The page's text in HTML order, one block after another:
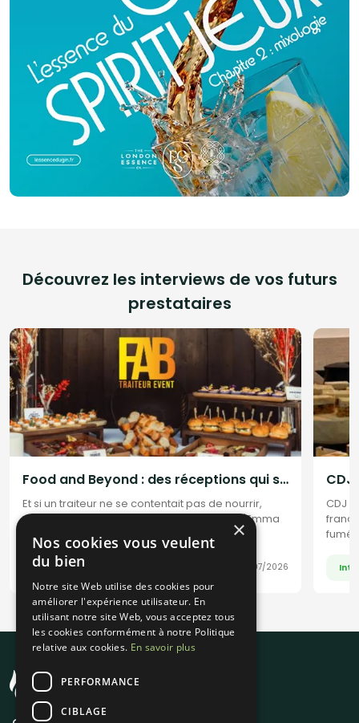
Découvrez les interviews de vos futurs
prestataires
Food and Beyond : des réceptions qui se vivent autant qu'elles se dégustent
Et si un traiteur ne se contentait pas de nourrir,
mais racontait une histoire ? C'est le pari d'Emma
Fabbri avec Food And Beyond : une cuisine
événementielle élégante, créative et cosmopolite,
où chaque bouchée devient une expérience à
vivre, du cocktail au repas gastronomique.
Interviews 22/07/2026
CDJ
×
Nos cookies vous veulent
du bien
Notre site Web utilise des cookies pour
améliorer l'expérience utilisateur. En
utilisant notre site Web, vous acceptez tous
les cookies conformément à notre Politique
relative aux cookies. En savoir plus
PERFORMANCE
CIBLAGE